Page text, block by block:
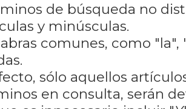
de búsqueda no
y minúsculas.
comunes, como "la",
sólo aquellos
en consulta, serán